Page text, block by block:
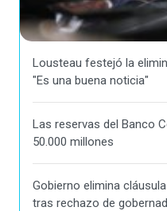
Lousteau festejó la
"Es una buena noticia"
Las reservas del Banco
50.000 millones
Gobierno elimina
tras rechazo de